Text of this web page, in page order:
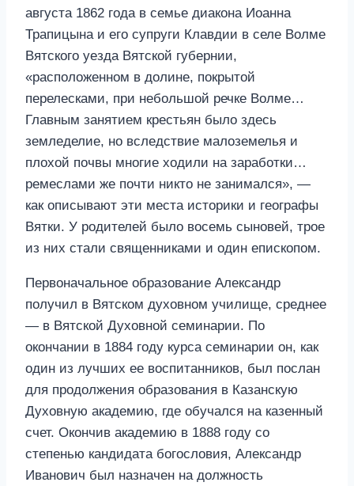
августа 1862 года в семье диакона Иоанна
Трапицына и его супруги Клавдии в селе Волме
Вятского уезда Вятской губернии,
«расположенном в долине, покрытой
перелесками, при небольшой речке Волме…
Главным занятием крестьян было здесь
земледелие, но вследствие малоземелья и
плохой почвы многие ходили на заработки…
ремеслами же почти никто не занимался», —
как описывают эти места историки и географы
Вятки. У родителей было восемь сыновей, трое
из них стали священниками и один епископом.
Первоначальное образование Александр
получил в Вятском духовном училище, среднее
— в Вятской Духовной семинарии. По
окончании в 1884 году курса семинарии он, как
один из лучших ее воспитанников, был послан
для продолжения образования в Казанскую
Духовную академию, где обучался на казенный
счет. Окончив академию в 1888 году со
степенью кандидата богословия, Александр
Иванович был назначен на должность